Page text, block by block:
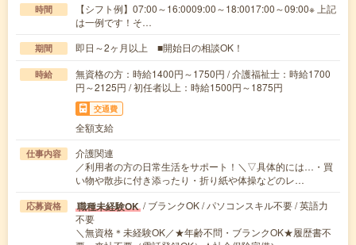
時間
【シフト例】07:00～16:0009:00～18:0017:00～09:00※ 上記
は一例です！そ…
期間 即日～2ヶ月以上 ■開始日の相談OK！
時給
無資格の方：時給1400円～1750円 / 介護福祉士：時給1700
円～2125円 / 初任者以上：時給1500円～1875円
交通費
全額支給
仕事内容
介護関連
／利用者の方の日常生活をサポート！＼▽具体的には…・買
い物や散歩に付き添ったり・折り紙や体操などのレ…
応募資格 職種未経験OK / ブランクOK / パソコンスキル不要 / 英語力
不要
＼無資格＊未経験OK／★年齢不問・ブランクOK★履歴書不